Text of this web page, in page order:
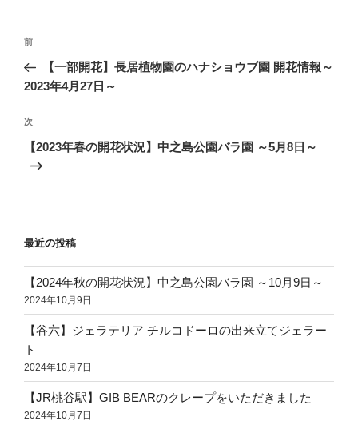
投
ナ
ゲ
ー
シ
前
の
投
前
【一部開花】長居植物園のハナショウブ園 開花情報～
2023年4月27日～
次
の
次
【2023年春の開花状況】中之島公園バラ園 ～5月8日～
最近の投稿
【2024年秋の開花状況】中之島公園バラ園 ～10月9日～
2024年10月9日
【谷六】ジェラテリア チルコドーロの出来立てジェラー
ト
2024年10月7日
【JR桃谷駅】GIB BEARのクレープをいただきました
2024年10月7日